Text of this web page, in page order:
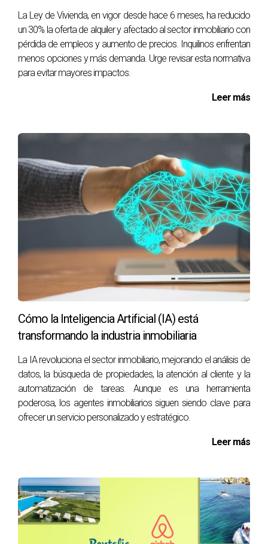
La Ley de Vivienda, en vigor desde hace 6 meses, ha reducido
un 30% la oferta de alquiler y afectado al sector inmobiliario con
pérdida de empleos y aumento de precios. Inquilinos enfrentan
menos opciones y más demanda. Urge revisar esta normativa
para evitar mayores impactos.
Leer más
Cómo la Inteligencia Artificial (IA) está
transformando la industria inmobiliaria
La IA revoluciona el sector inmobiliario, mejorando el análisis de
datos, la búsqueda de propiedades, la atención al cliente y la
automatización de tareas. Aunque es una herramienta
poderosa, los agentes inmobiliarios siguen siendo clave para
ofrecer un servicio personalizado y estratégico.
Leer más